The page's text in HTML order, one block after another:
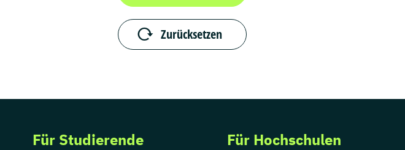
Zurücksetzen
Für Studierende Für Hochschulen